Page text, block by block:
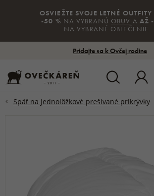
OSVIEŽTE SVOJE LETNÉ OUTFITY
-50 % NA VYBRANÚ OBUV A AŽ
NA VYBRANÉ OBLEČENIE
Pridajte sa k Ovčej rodine